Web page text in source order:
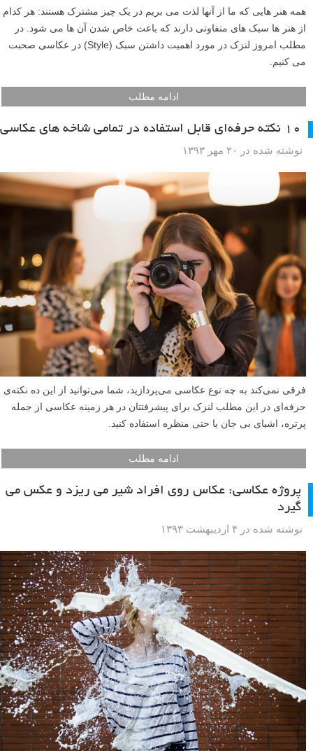
همه هنر هایی که ما از آنها لذت می بریم در یک چیز مشترک هستند: هر کدام
از هنر ها سبک های متفاوتی دارند که باعث خاص شدن آن ها می شود. در
مطلب امروز لنزک در مورد اهمیت داشتن سبک (Style) در عکاسی صحبت
می کنیم.
ادامه مطلب
۱۰ نکته حرفه‌ای قابل استفاده در تمامی شاخه های عکاسی
نوشته شده در ۲۰ مهر ۱۳۹۳
فرقی نمی‌کند به چه نوع عکاسی می‌پردازید، شما می‌توانید از این ده نکته‌ی
حرفه‌ای در این مطلب لنزک برای پیشرفتتان در هر زمینه عکاسی از جمله
پرتره، اشیای بی جان یا حتی منظره استفاده کنید.
ادامه مطلب
پروژه عکاسی: عکاس روی افراد شیر می ریزد و عکس می
گیرد
نوشته شده در ۴ اردیبهشت ۱۳۹۳